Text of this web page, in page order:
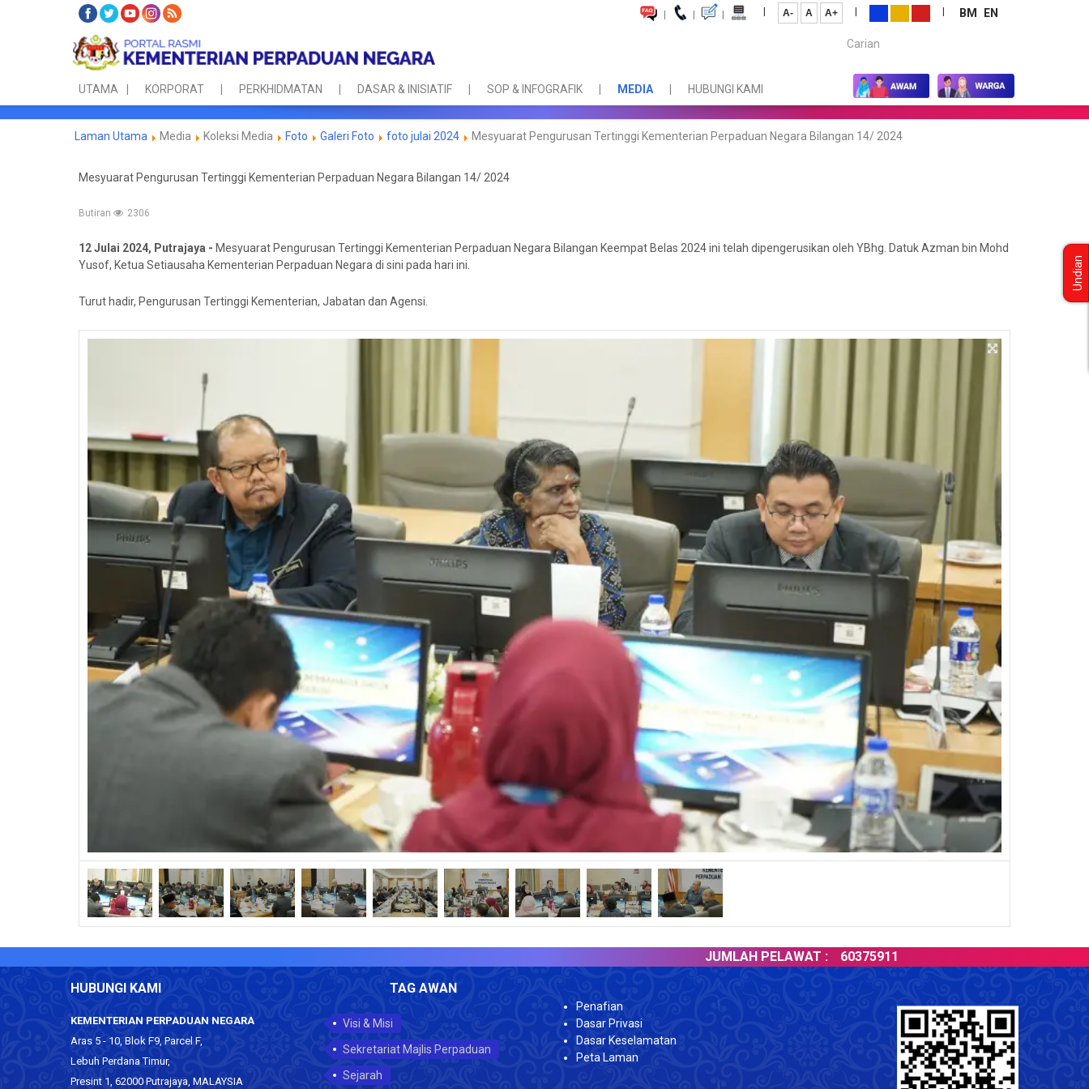
| | | | A- A A+ | | BM
EN
Carian...
UTAMA KORPORAT PERKHIDMATAN DASAR & INISIATIF SOP & INFOGRAFIK MEDIA HUBUNGI KAMI
Laman Utama Media Koleksi Media Foto Galeri Foto foto julai 2024 Mesyuarat Pengurusan Tertinggi Kementerian Perpaduan Negara Bilangan 14/ 2024
Mesyuarat Pengurusan Tertinggi Kementerian Perpaduan Negara Bilangan 14/ 2024
Butiran 2306
12 Julai 2024, Putrajaya - Mesyuarat Pengurusan Tertinggi Kementerian Perpaduan Negara Bilangan Keempat Belas 2024 ini telah dipengerusikan oleh YBhg. Datuk Azman bin Mohd
Yusof, Ketua Setiausaha Kementerian Perpaduan Negara di sini pada hari ini.
Turut hadir, Pengurusan Tertinggi Kementerian, Jabatan dan Agensi.
JUMLAH PELAWAT : 60375911
HUBUNGI KAMI
KEMENTERIAN PERPADUAN NEGARA
Aras 5 - 10, Blok F9, Parcel F,
Lebuh Perdana Timur,
Presint 1, 62000 Putrajaya, MALAYSIA
TAG AWAN
Visi & Misi
Sekretariat Majlis Perpaduan
Sejarah
Penafian
Dasar Privasi
Dasar Keselamatan
Peta Laman
Undian